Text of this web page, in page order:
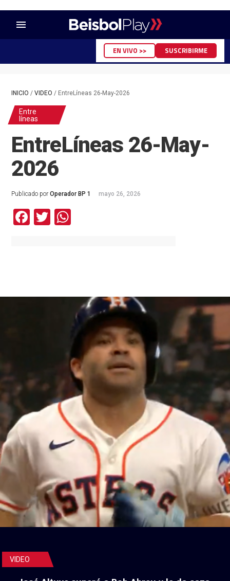
menu
EN VIVO >> SUSCRIBIRME
INICIO / VIDEO / EntreLíneas 26-May-2026
Entre
líneas
EntreLíneas 26-May-
2026
Publicado por Operador BP 1 mayo 26, 2026
Facebook
TwitterWhatsApp
VIDEO